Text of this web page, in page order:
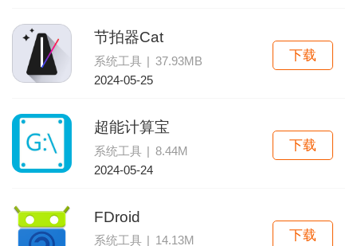
节拍器Cat
系统工具 | 37.93MB
2024-05-25
下载
超能计算宝
系统工具 | 8.44M
2024-05-24
下载
FDroid
系统工具 14.13M 下载